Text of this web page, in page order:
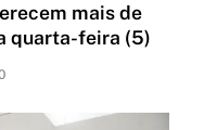
mais de
quarta-feira (5)